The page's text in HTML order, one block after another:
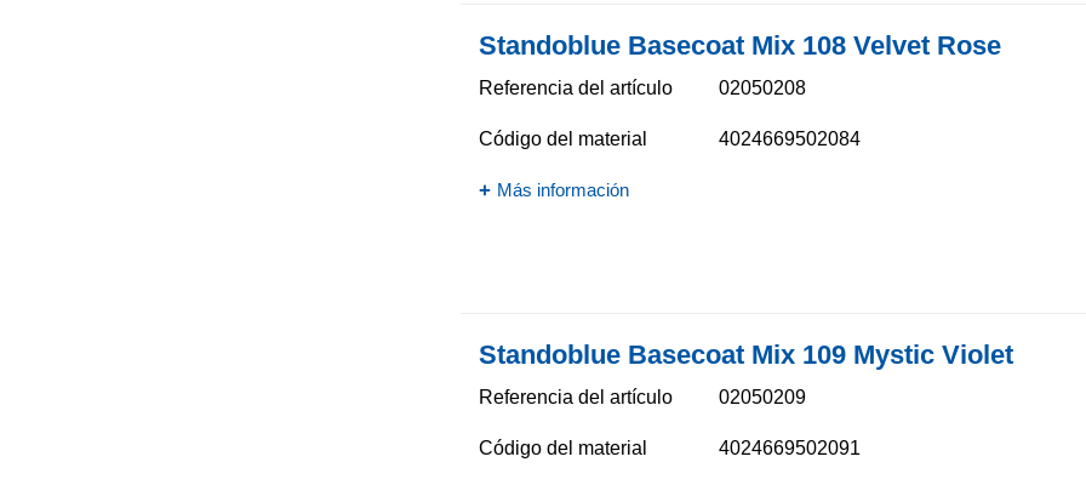
Standoblue Basecoat Mix 108 Velvet Rose
Referencia del artículo 02050208
Código del material 4024669502084
Más información
Standoblue Basecoat Mix 109 Mystic Violet
Referencia del artículo 02050209
Código del material 4024669502091